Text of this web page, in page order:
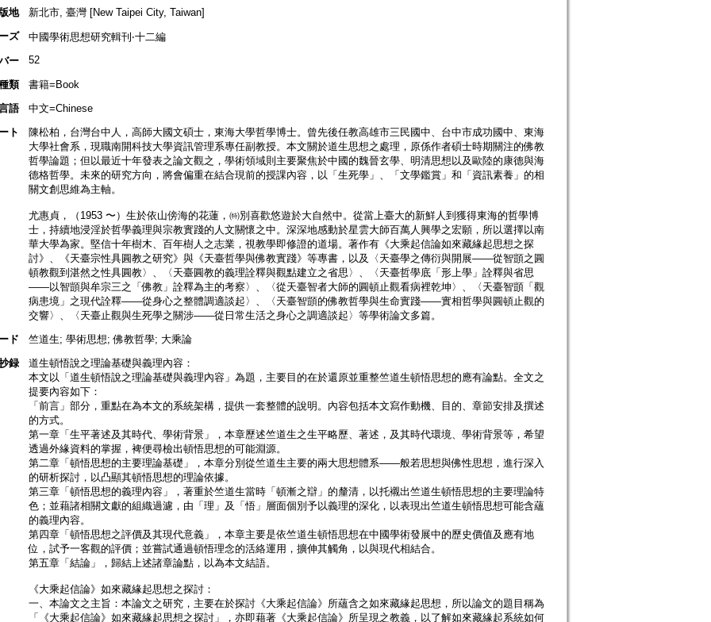
地
新北市, 臺灣 [New Taipei City, Taiwan]
ズ
中國學術思想研究輯刊‧十二編
ー
52
類
書籍=Book
語
中文=Chinese
ト
陳松柏，台灣台中人，高師大國文碩士，東海大學哲學博士。曾先後任教高雄市三民國中、台中市成功國中、東海
大學社會系，現職南開科技大學資訊管理系專任副教授。本文關於道生思想之處理，原係作者碩士時期關注的佛教
哲學論題；但以最近十年發表之論文觀之，學術領域則主要聚焦於中國的魏晉玄學、明清思想以及歐陸的康德與海
德格哲學。未來的研究方向，將會偏重在結合現前的授課內容，以「生死學」、「文學鑑賞」和「資訊素養」的相
關文創思維為主軸。
尤惠貞，（1953 〜）生於依山傍海的花蓮，㈵別喜歡悠遊於大自然中。從當上臺大的新鮮人到獲得東海的哲學博
士，持續地浸淫於哲學義理與宗教實踐的人文關懷之中。深深地感動於星雲大師百萬人興學之宏願，所以選擇以南
華大學為家。堅信十年樹木、百年樹人之志業，視教學即修證的道場。著作有《大乘起信論如來藏緣起思想之探
討》、《天臺宗性具圓教之研究》與《天臺哲學與佛教實踐》等專書，以及〈天臺學之傳衍與開展――從智顗之圓
頓教觀到湛然之性具圓教〉、〈天臺圓教的義理詮釋與觀點建立之省思〉、〈天臺哲學底「形上學」詮釋與省思
――以智顗與牟宗三之「佛教」詮釋為主的考察〉、〈從天臺智者大師的圓頓止觀看病裡乾坤〉、〈天臺智顗「觀
病患境」之現代詮釋――從身心之整體調適談起〉、〈天臺智顗的佛教哲學與生命實踐――實相哲學與圓頓止觀的
交響〉、〈天臺止觀與生死學之關涉――從日常生活之身心之調適談起〉等學術論文多篇。
ド
竺道生; 學術思想; 佛教哲學; 大乘論
録
道生頓悟說之理論基礎與義理內容：
本文以「道生頓悟說之理論基礎與義理內容」為題，主要目的在於還原並重整竺道生頓悟思想的應有論點。全文之
提要內容如下：
「前言」部分，重點在為本文的系統架構，提供一套整體的說明。內容包括本文寫作動機、目的、章節安排及撰述
的方式。
第一章「生平著述及其時代、學術背景」，本章歷述竺道生之生平略歷、著述，及其時代環境、學術背景等，希望
透過外緣資料的掌握，裨便尋檢出頓悟思想的可能淵源。
第二章「頓悟思想的主要理論基礎」，本章分別從竺道生主要的兩大思想體系――般若思想與佛性思想，進行深入
的研析探討，以凸顯其頓悟思想的理論依據。
第三章「頓悟思想的義理內容」，著重於竺道生當時「頓漸之辯」的釐清，以托襯出竺道生頓悟思想的主要理論特
色；並藉諸相關文獻的組織過濾，由「理」及「悟」層面個別予以義理的深化，以表現出竺道生頓悟思想可能含蘊
的義理內容。
第四章「頓悟思想之評價及其現代意義」，本章主要是依竺道生頓悟思想在中國學術發展中的歷史價值及應有地
位，試予一客觀的評價；並嘗試通過頓悟理念的活絡運用，擴伸其觸角，以與現代相結合。
第五章「結論」，歸結上述諸章論點，以為本文結語。
《大乘起信論》如來藏緣起思想之探討：
一、本論文之主旨：本論文之研究，主要在於探討《大乘起信論》所蘊含之如來藏緣起思想，所以論文的題目稱為
「《大乘起信論》如來藏緣起思想之探討」，亦即藉著《大乘起信論》所呈現之教義，以了解如來藏緣起系統如何